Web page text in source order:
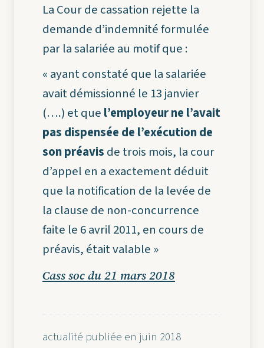
La Cour de cassation rejette la
demande d’indemnité formulée
par la salariée au motif que :
« ayant constaté que la salariée
avait démissionné le 13 janvier
(….) et que l’employeur ne l’avait
pas dispensée de l’exécution de
son préavis de trois mois, la cour
d’appel en a exactement déduit
que la notification de la levée de
la clause de non-concurrence
faite le 6 avril 2011, en cours de
préavis, était valable »
Cass soc du 21 mars 2018
actualité publiée en juin 2018